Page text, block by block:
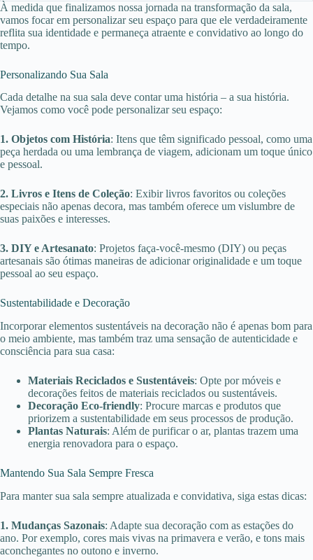
À medida que finalizamos nossa jornada na transformação da sala,
vamos focar em personalizar seu espaço para que ele verdadeiramente
reflita sua identidade e permaneça atraente e convidativo ao longo do
tempo.
Personalizando Sua Sala
Cada detalhe na sua sala deve contar uma história – a sua história.
Vejamos como você pode personalizar seu espaço:
1. Objetos com História: Itens que têm significado pessoal, como uma
peça herdada ou uma lembrança de viagem, adicionam um toque único
e pessoal.
2. Livros e Itens de Coleção: Exibir livros favoritos ou coleções
especiais não apenas decora, mas também oferece um vislumbre de
suas paixões e interesses.
3. DIY e Artesanato: Projetos faça-você-mesmo (DIY) ou peças
artesanais são ótimas maneiras de adicionar originalidade e um toque
pessoal ao seu espaço.
Sustentabilidade e Decoração
Incorporar elementos sustentáveis na decoração não é apenas bom para
o meio ambiente, mas também traz uma sensação de autenticidade e
consciência para sua casa:
Materiais Reciclados e Sustentáveis: Opte por móveis e
decorações feitos de materiais reciclados ou sustentáveis.
Decoração Eco-friendly: Procure marcas e produtos que
priorizem a sustentabilidade em seus processos de produção.
Plantas Naturais: Além de purificar o ar, plantas trazem uma
energia renovadora para o espaço.
Mantendo Sua Sala Sempre Fresca
Para manter sua sala sempre atualizada e convidativa, siga estas dicas:
1. Mudanças Sazonais: Adapte sua decoração com as estações do
ano. Por exemplo, cores mais vivas na primavera e verão, e tons mais
aconchegantes no outono e inverno.